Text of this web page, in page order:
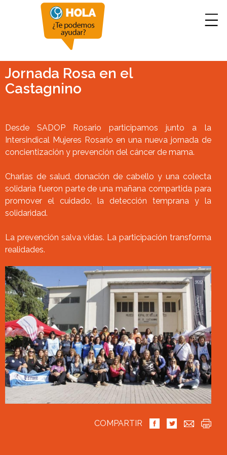
Jornada Rosa en el
Castagnino
Desde SADOP Rosario participamos junto a la
Intersindical Mujeres Rosario en una nueva jornada de
concientización y prevención del cáncer de mama.
‍Charlas de salud, donación de cabello y una colecta
solidaria fueron parte de una mañana compartida para
promover el cuidado, la detección temprana y la
solidaridad.
La prevención salva vidas. La participación transforma
realidades.
COMPARTIR